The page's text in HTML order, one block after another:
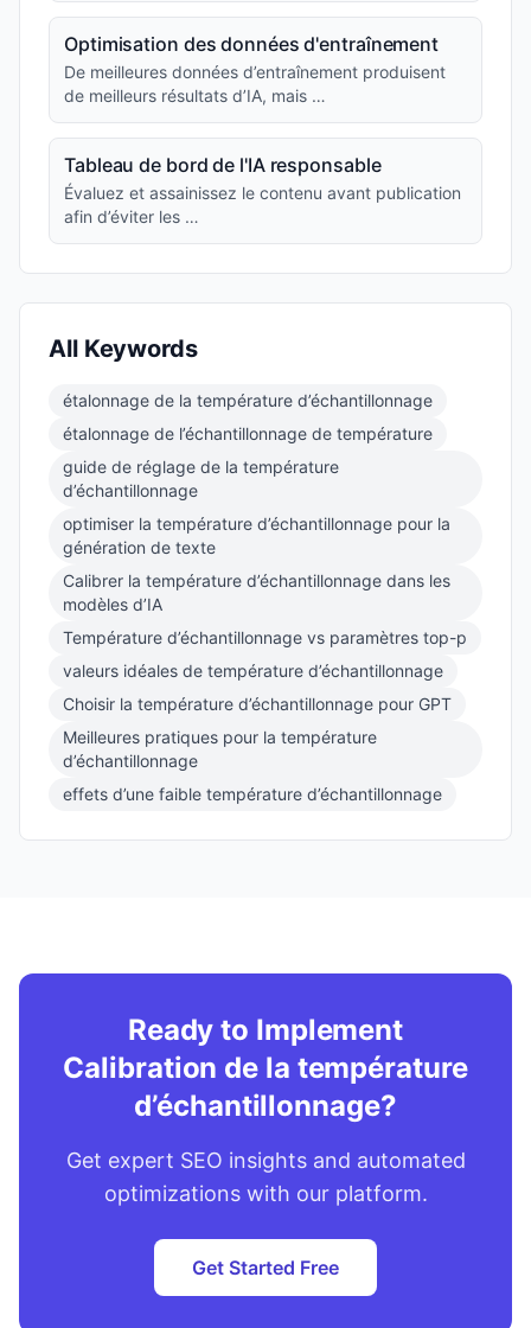
Optimisation des données d'entraînement
De meilleures données d’entraînement produisent
de meilleurs résultats d’IA, mais …
Tableau de bord de l'IA responsable
Évaluez et assainissez le contenu avant publication
afin d’éviter les …
All Keywords
étalonnage de la température d’échantillonnage
étalonnage de l’échantillonnage de température
guide de réglage de la température
d’échantillonnage
optimiser la température d’échantillonnage pour la
génération de texte
Calibrer la température d’échantillonnage dans les
modèles d’IA
Température d’échantillonnage vs paramètres top-p
valeurs idéales de température d’échantillonnage
Choisir la température d’échantillonnage pour GPT
Meilleures pratiques pour la température
d’échantillonnage
effets d’une faible température d’échantillonnage
Ready to Implement
Calibration de la température
d’échantillonnage?
Get expert SEO insights and automated
optimizations with our platform.
Get Started Free